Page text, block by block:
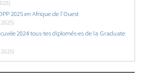
2025 en Afrique de l’Ouest
2024 tous-tes diplomés-es de la Graduate